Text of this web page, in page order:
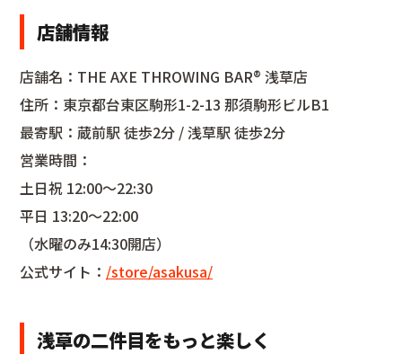
店舗情報
店舗名：THE AXE THROWING BAR®︎ 浅草店
住所：東京都台東区駒形1-2-13 那須駒形ビルB1
最寄駅：蔵前駅 徒歩2分 / 浅草駅 徒歩2分
営業時間：
土日祝 12:00〜22:30
平日 13:20〜22:00
（水曜のみ14:30開店）
公式サイト： /store/asakusa/
浅草の二件目をもっと楽しく